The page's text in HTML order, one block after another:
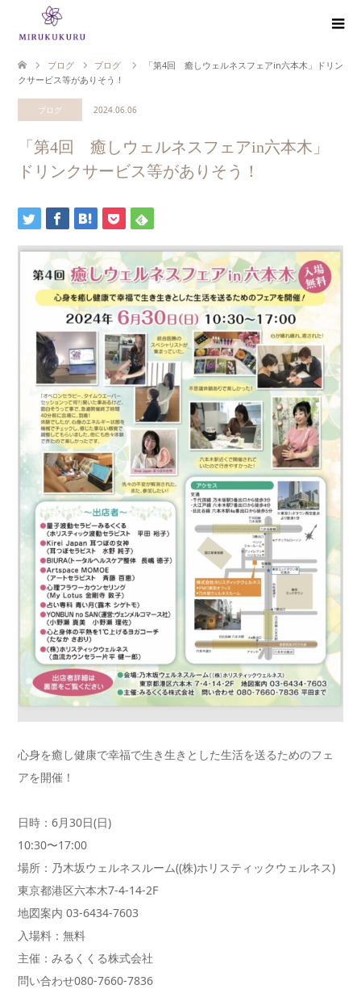
ブログ ブログ
「第4回 癒しウェルネスフェアin六本木」ドリン
クサービス等がありそう！
ブログ 2024.06.06
「第4回 癒しウェルネスフェアin六本木」
ドリンクサービス等がありそう！
心身を癒し健康で幸福で生き生きとした生活を送るためのフェ
アを開催！
日時：6月30日(日)
10:30〜17:00
場所：乃木坂ウェルネスルーム((株)ホリスティックウェルネス)
東京都港区六本木7-4-14-2F
地図案内 03-6434-7603
入場料：無料
主催：みるくくる株式会社
問い合わせ080-7660-7836